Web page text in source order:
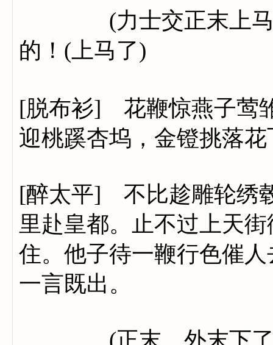
(力士交正末上马了)
的！(上马了)
[脱布衫] 花鞭惊燕子莺
迎桃蹊杏坞，金镫挑落
[醉太平] 不比趁雕轮绣
里赴皇都。止不过上天
住。他子待一鞭行色催
一言既出。
(正末、外末下了)(